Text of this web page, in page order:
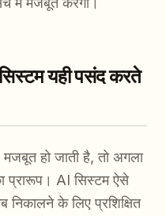
यही पसंद करते
हो जाती है, तो अगला
प्रारूप। AI सिस्टम ऐसे
के लिए प्रशिक्षित